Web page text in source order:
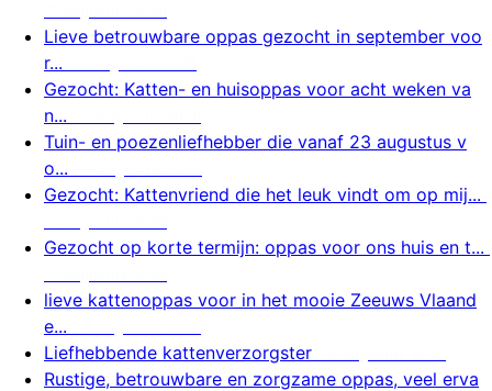
Lieve betrouwbare oppas gezocht in september voo
r...
Gezocht: Katten- en huisoppas voor acht weken va
n...
Tuin- en poezenliefhebber die vanaf 23 augustus v
o...
Gezocht: Kattenvriend die het leuk vindt om op mij...
Gezocht op korte termijn: oppas voor ons huis en t...
lieve kattenoppas voor in het mooie Zeeuws Vlaand
e...
Liefhebbende kattenverzorgster
Rustige, betrouwbare en zorgzame oppas, veel erva